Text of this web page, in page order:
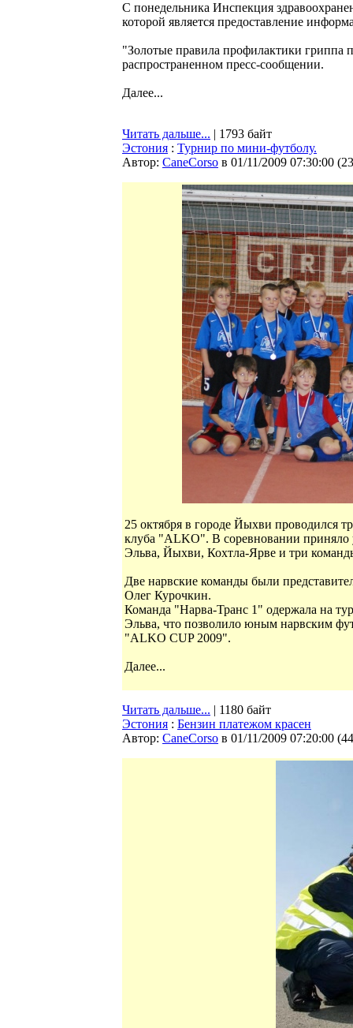
С понедельника Инспекция
которой является предоставление
"Золотые правила профилактики гриппа
распространенном пресс-сообщении.
Далее...
Читать дальше... | 1793 байт
Эстония : Турнир по мини-футболу.
Автор: CaneCorso в 01/11/2009 07:30:00 (
25 октября в городе Йыхви проводился
клуба "ALKO". В соревновании приняло
Эльва, Йыхви, Кохтла-Ярве и три
Две нарвские команды были
Олег Курочкин.
Команда "Нарва-Транс 1" одержала на
Эльва, что позволило юным нарвским
"ALKO CUP 2009".
Далее...
Читать дальше... | 1180 байт
Эстония : Бензин платежом красен
Автор: CaneCorso в 01/11/2009 07:20:00 (